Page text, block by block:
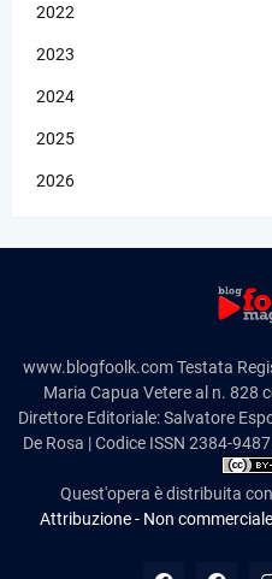
2022
2023
2024
2025
2026
www.blogfoolk.com Testata
Maria Capua Vetere al n. 828
Direttore Editoriale: Salvatore
De Rosa | Codice ISSN 2384-
Quest'opera è distribuita
Attribuzione - Non